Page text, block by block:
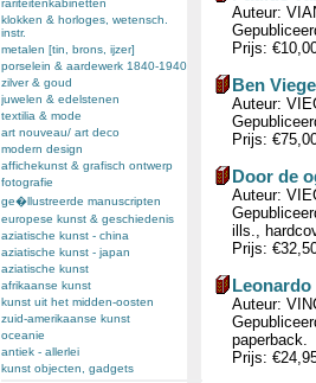
rariteitenkabinetten
klokken & horloges, wetensch.
instr.
metalen [tin, brons, ijzer]
porselein & aardewerk 1840-1940
zilver & goud
juwelen & edelstenen
textilia & mode
art nouveau/ art deco
modern design
affichekunst & grafisch ontwerp
fotografie
ge�llustreerde manuscripten
europese kunst & geschiedenis
aziatische kunst - china
aziatische kunst - japan
aziatische kunst
afrikaanse kunst
kunst uit het midden-oosten
zuid-amerikaanse kunst
oceanie
antiek - allerlei
kunst objecten, gadgets
Auteur:
Prijs:
Ben
Auteur:
Prijs:
Door de
Auteur:
ills.,
Prijs:
Leonardo
Auteur:
paperback.
Prijs: